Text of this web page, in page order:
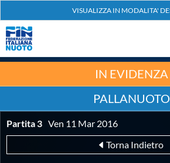
Nuoto
Tuffi
IN EVIDENZA
PALLANUOTO
Partita 3 Ven 11 Mar 2016
Torna Indietro